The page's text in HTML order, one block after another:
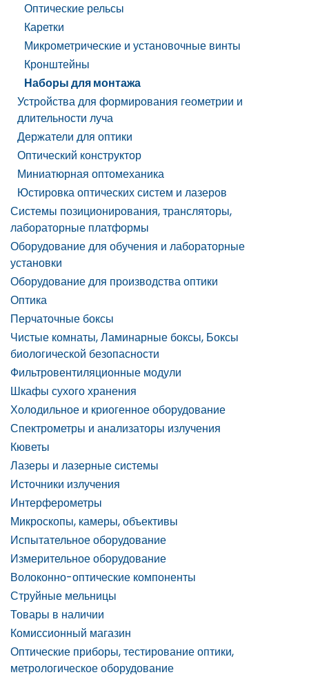
Оптические рельсы
Каретки
Микрометрические и установочные винты
Кронштейны
Наборы для монтажа
Устройства для формирования геометрии и
длительности луча
Держатели для оптики
Оптический конструктор
Миниатюрная оптомеханика
Юстировка оптических систем и лазеров
Системы позиционирования, трансляторы,
лабораторные платформы
Оборудование для обучения и лабораторные
установки
Оборудование для производства оптики
Оптика
Перчаточные боксы
Чистые комнаты, Ламинарные боксы, Боксы
биологической безопасности
Фильтровентиляционные модули
Шкафы сухого хранения
Холодильное и криогенное оборудование
Спектрометры и анализаторы излучения
Кюветы
Лазеры и лазерные системы
Источники излучения
Интерферометры
Микроскопы, камеры, объективы
Испытательное оборудование
Измерительное оборудование
Волоконно-оптические компоненты
Струйные мельницы
Товары в наличии
Комиссионный магазин
Оптические приборы, тестирование оптики,
метрологическое оборудование